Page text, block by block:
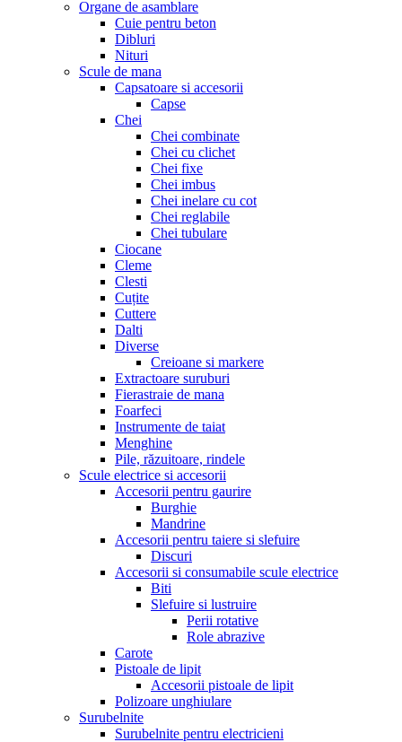
Organe de asamblare
Cuie pentru beton
Dibluri
Nituri
Scule de mana
Capsatoare si accesorii
Capse
Chei
Chei combinate
Chei cu clichet
Chei fixe
Chei imbus
Chei inelare cu cot
Chei reglabile
Chei tubulare
Ciocane
Cleme
Clesti
Cuțite
Cuttere
Dalti
Diverse
Creioane si markere
Extractoare suruburi
Fierastraie de mana
Foarfeci
Instrumente de taiat
Menghine
Pile, răzuitoare, rindele
Scule electrice si accesorii
Accesorii pentru gaurire
Burghie
Mandrine
Accesorii pentru taiere si slefuire
Discuri
Accesorii si consumabile scule electrice
Biti
Slefuire si lustruire
Perii rotative
Role abrazive
Carote
Pistoale de lipit
Accesorii pistoale de lipit
Polizoare unghiulare
Surubelnite
Surubelnite pentru electricieni